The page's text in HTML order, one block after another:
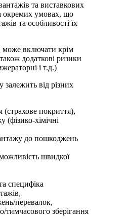
та виставкових
окремих умовах, що
та особливості їх
може включати крім
додаткові ризики
і т.д.)
залежить від різних
(страхове покриття),
(фізико-хімічні
до пошкоджень
швидкої
специфіка
перевалок,
тимчасового зберігання